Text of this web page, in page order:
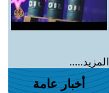
المزيد.....
أخبار عامة